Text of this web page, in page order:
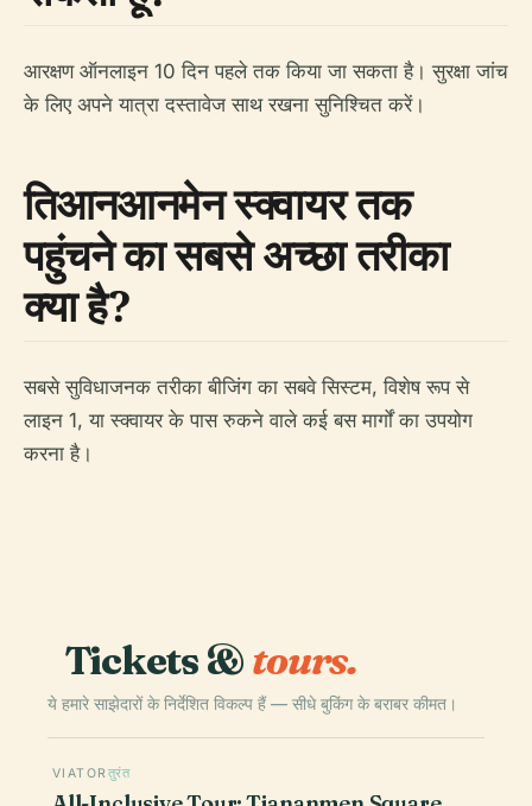
आरक्षण ऑनलाइन 10 दिन पहले तक किया जा सकता है। सुरक्षा जांच
के लिए अपने यात्रा दस्तावेज साथ रखना सुनिश्चित करें।
तिआनआनमेन स्क्वायर तक
पहुंचने का सबसे अच्छा तरीका
क्या है?
सबसे सुविधाजनक तरीका बीजिंग का सबवे सिस्टम, विशेष रूप से
लाइन 1, या स्क्वायर के पास रुकने वाले कई बस मार्गों का उपयोग
करना है।
Tickets &tours.
ये हमारे साझेदारों के निर्देशित विकल्प हैं — सीधे बुकिंग के बराबर कीमत।
VIATOR तुरंत